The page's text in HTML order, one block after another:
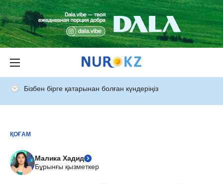
Бізбен бірге қатарынан болған күндеріңіз
ҚОҒАМ
Малика Хадид
Бұрынғы қызметкер